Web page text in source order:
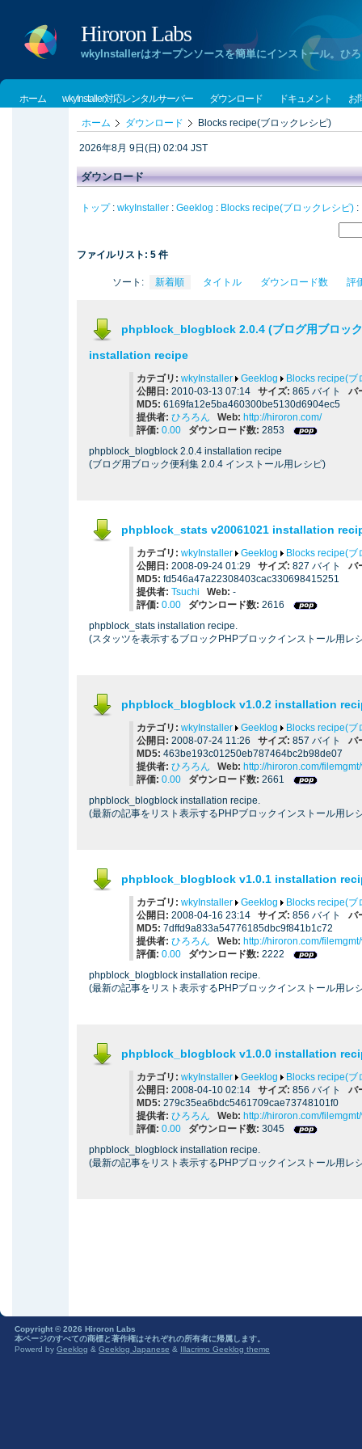
Hiroron Labs
wkyInstallerはオープンソースを簡単にインストール。ひ
ホーム wkyInstaller対応レンタルサーバー ダウンロード ドキュメント お
ホーム ダウンロード Blocks recipe(ブロックレシピ)
2026年8月 9日(日) 02:04 JST
ダウンロード
トップ: wkyInstaller : Geeklog : Blocks recipe(ブロックレシピ) :
ファイルリスト: 5 件
ソート: 新着順 タイトル ダウンロード数 評
phpblock_blogblock 2.0.4 (ブログ用ブロッ
installation recipe
カテゴリ: wkyInstaller Geeklog
Blocks recipe(ブ
公開日: 2010-03-13 07:14 サイズ: 865 バイト バ
MD5: 6169fa12e5ba460300be5130d6904ec5
提供者: ひろろん Web: http://hiroron.com/
評価: 0.00 ダウンロード数: 2853
phpblock_blogblock 2.0.4 installation recipe
(ブログ用ブロック便利集 2.0.4 インストール用レシピ)
phpblock_stats v20061021 installation
カテゴリ: wkyInstaller Geeklog
Blocks recipe(ブ
公開日: 2008-09-24 01:29 サイズ: 827 バイト バ
MD5: fd546a47a22308403cac330698415251
提供者: Tsuchi Web: -
評価: 0.00 ダウンロード数: 2616
phpblock_stats installation recipe.
(スタッツを表示するブロックPHPブロックインストール用レ
phpblock_blogblock v1.0.2 installation
カテゴリ: wkyInstaller Geeklog
Blocks recipe(ブ
公開日: 2008-07-24 11:26 サイズ: 857 バイト バ
MD5: 463be193c01250eb787464bc2b98de07
提供者: ひろろん Web: http://hiroron.com/
評価: 0.00 ダウンロード数: 2661
phpblock_blogblock installation recipe.
(最新の記事をリスト表示するPHPブロックインストール用レ
phpblock_blogblock v1.0.1 installation
カテゴリ: wkyInstaller Geeklog
Blocks recipe(ブ
公開日: 2008-04-16 23:14 サイズ: 856 バイト バ
MD5: 7dffd9a833a54776185dbc9f841b1c72
提供者: ひろろん Web: http://hiroron.com/
評価: 0.00 ダウンロード数: 2222
phpblock_blogblock installation recipe.
(最新の記事をリスト表示するPHPブロックインストール用レ
phpblock_blogblock v1.0.0 installation
カテゴリ: wkyInstaller Geeklog
Blocks recipe(ブ
公開日: 2008-04-10 02:14 サイズ: 856 バイト バ
MD5: 279c35ea6bdc5461709cae73748101f0
提供者: ひろろん Web: http://hiroron.com/
評価: 0.00 ダウンロード数: 3045
phpblock_blogblock installation recipe.
(最新の記事をリスト表示するPHPブロックインストール用レ
Copyright © 2026 Hiroron Labs
本ページのすべての商標と著作権はそれぞれの所有者に帰属します。
Powerd by Geeklog & Geeklog Japanese & Illacrimo Geeklog theme